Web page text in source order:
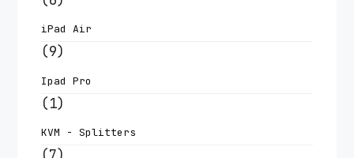
iPad Air
(9)
Ipad Pro
(1)
KVM - Splitters